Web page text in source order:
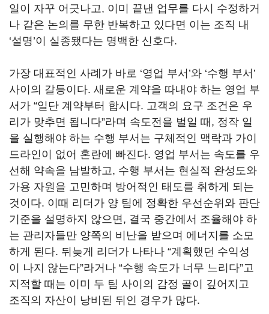
일이 자꾸 어긋나고, 이미 끝낸 업무를 다시 수정하거
나 같은 논의를 무한 반복하고 있다면 이는 조직 내
‘설명’이 실종됐다는 명백한 신호다.
가장 대표적인 사례가 바로 ‘영업 부서’와 ‘수행 부서’
사이의 갈등이다. 새로운 계약을 따내야 하는 영업 부
서가 “일단 계약부터 합시다. 고객의 요구 조건은 우
리가 맞추면 됩니다”라며 속도전을 벌일 때, 정작 일
을 실행해야 하는 수행 부서는 구체적인 맥락과 가이
드라인이 없어 혼란에 빠진다. 영업 부서는 속도를 우
선해 약속을 남발하고, 수행 부서는 현실적 완성도와
가용 자원을 고민하며 방어적인 태도를 취하게 되는
것이다. 이때 리더가 양 팀에 정확한 우선순위와 판단
기준을 설명하지 않으면, 결국 중간에서 조율해야 하
는 관리자들만 양쪽의 비난을 받으며 에너지를 소모
하게 된다. 뒤늦게 리더가 나타나 “계획했던 수익성
이 나지 않는다”라거나 “수행 속도가 너무 느리다”고
지적할 때는 이미 두 팀 사이의 감정 골이 깊어지고
조직의 자산이 낭비된 뒤인 경우가 많다.